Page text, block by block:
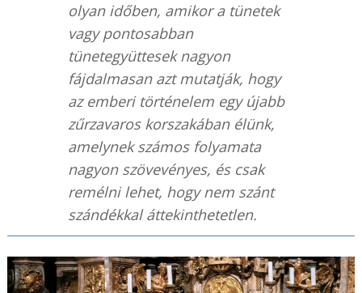
olyan időben, amikor a tünetek
vagy pontosabban
tünetegyüttesek nagyon
fájdalmasan azt mutatják, hogy
az emberi történelem egy újabb
zűrzavaros korszakában élünk,
amelynek számos folyamata
nagyon szövevényes, és csak
remélni lehet, hogy nem szánt
szándékkal áttekinthetetlen.